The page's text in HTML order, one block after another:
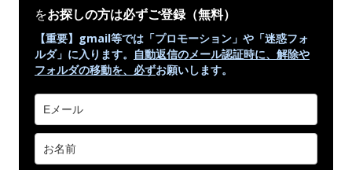
をお探しの方は必ずご登録（無料）
【重要】gmail等では「プロモーション」や 「迷惑フォ
ルダ」 に入ります。 自動返信のメール認証時に、解除や
フォルダの移動を、 必ずお願いします。